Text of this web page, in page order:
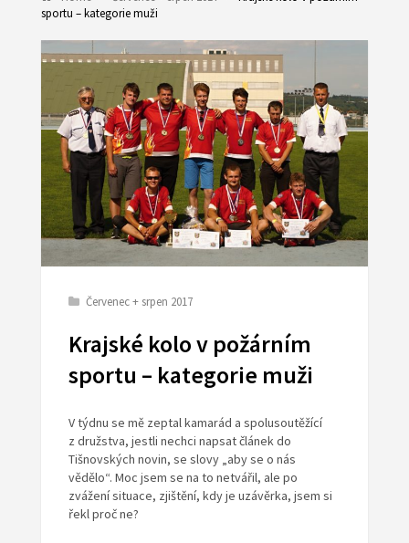
sportu – kategorie muži
Červenec + srpen 2017
Krajské kolo v požárním
sportu – kategorie muži
V týdnu se mě zeptal kamarád a spolusoutěžící
z družstva, jestli nechci napsat článek do
Tišnovských novin, se slovy „aby se o nás
vědělo“. Moc jsem se na to netvářil, ale po
zvážení situace, zjištění, kdy je uzávěrka, jsem si
řekl proč ne?